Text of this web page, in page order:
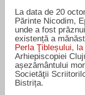
La data de 20
Părinte Nicodim,
unde a fost
existență a
Perla Ţibleșului,
Arhiepiscopiei
așezământului
Societăţii
Bistrița.